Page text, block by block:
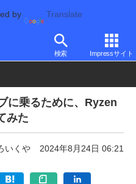
by Translate
検索 Impressサイト
その他OS情報 その他
に乗るために、Ryzen
みた
いくや 2024年8月24日 06:21